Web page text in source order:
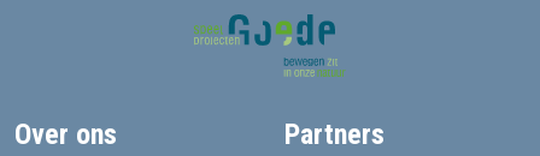
Over ons Partners